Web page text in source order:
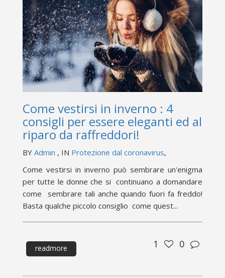
Come vestirsi in inverno : 4
consigli per essere eleganti ed al
riparo da raffreddori!
BY Admin , IN Protezione dal coronavirus,
Come vestirsi in inverno può sembrare un'enigma
per tutte le donne che si continuano a domandare
come sembrare tali anche quando fuori fa freddo!
Basta qualche piccolo consiglio come quest...
readmore 1 0